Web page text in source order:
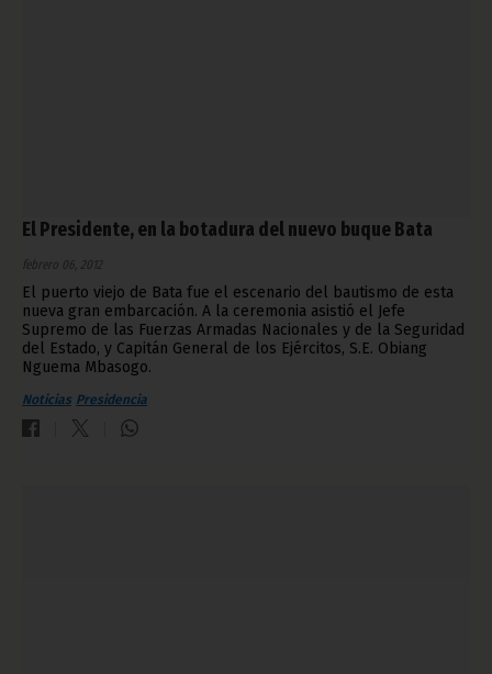
El Presidente, en la botadura del nuevo buque Bata
febrero 06, 2012
El puerto viejo de Bata fue el escenario del bautismo de esta
nueva gran embarcación. A la ceremonia asistió el Jefe
Supremo de las Fuerzas Armadas Nacionales y de la Seguridad
del Estado, y Capitán General de los Ejércitos, S.E. Obiang
Nguema Mbasogo.
Noticias Presidencia